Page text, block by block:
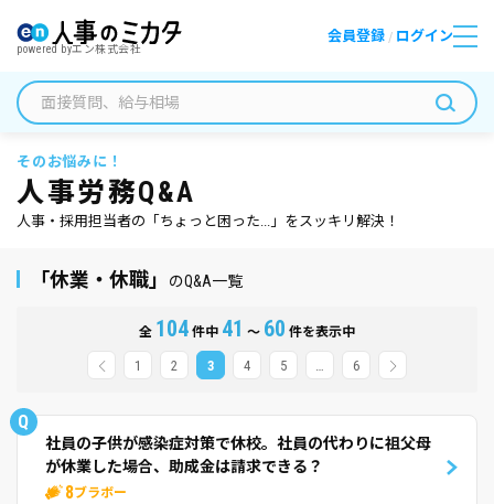
powered byエン株式会社
会員登録 / ログイン
そのお悩みに！
人事労務Q&A
人事・採用担当者の「ちょっと困った...」をスッキリ解決！
「休業・休職」 のQ&A一覧
全 104 件中 41 ～ 60 件を表示中
1 2 3 4 5 … 6
Q
社員の子供が感染症対策で休校。社員の代わりに祖父母
が休業した場合、助成金は請求できる？
8ブラボー